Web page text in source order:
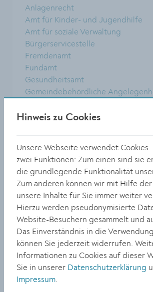
Anlagenrecht
Amt für Kinder- und Jugendhilfe
Amt für soziale Verwaltung
Bürgerservicestelle
Fremdenamt
Fundamt
Gesundheitsamt
Gemeindebehördliche
KIG - Kremser Immobilien GmbH &
Sicherheitspolizei
Staatsbürgerschaftsevidenz
Strafamt
Standesamt
Straßenpolizei
Veranstaltungsbehörde
Veterinäramt
Wahlamt / Wählerevidenz
Hinweis zu Cookies
Unsere Webseite verwendet Cookies.
zwei Funktionen: Zum einen sind sie
die grundlegende Funktionalität
Zum anderen können wir mit Hilfe der
unsere Inhalte für Sie immer weiter
Hierzu werden pseudonymisierte
Website-Besuchern gesammelt und
Das Einverständnis in die
können Sie jederzeit widerrufen.
Informationen zu Cookies auf dieser
Sie in unserer Datenschutzerklärung
Impressum.